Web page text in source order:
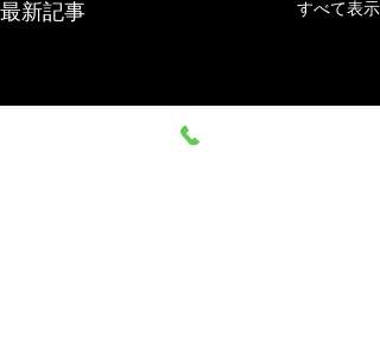
最新記事 すべて表示